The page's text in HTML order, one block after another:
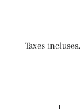
Taxes incluses.